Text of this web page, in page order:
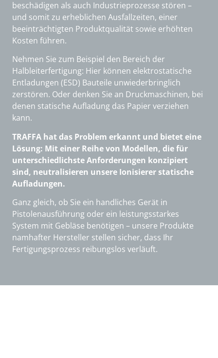
beschädigen als auch Industrieprozesse stören –
und somit zu erheblichen Ausfallzeiten, einer
beeinträchtigten Produktqualität sowie erhöhten
Kosten führen.
Nehmen Sie zum Beispiel den Bereich der
Halbleiterfertigung: Hier können elektrostatische
Entladungen (ESD) Bauteile unwiederbringlich
zerstören. Oder denken Sie an Druckmaschinen, bei
denen statische Aufladung das Papier verziehen
kann.
TRAFFA hat das Problem erkannt und bietet eine
Lösung: Mit einer Reihe von Modellen, die für
unterschiedlichste Anforderungen konzipiert
sind, neutralisieren unsere Ionisierer statische
Aufladungen.
Ganz gleich, ob Sie ein handliches Gerät in
Pistolenausführung oder ein leistungsstarkes
System mit Gebläse benötigen – unsere Produkte
namhafter Hersteller stellen sicher, dass Ihr
Fertigungsprozess reibungslos verläuft.